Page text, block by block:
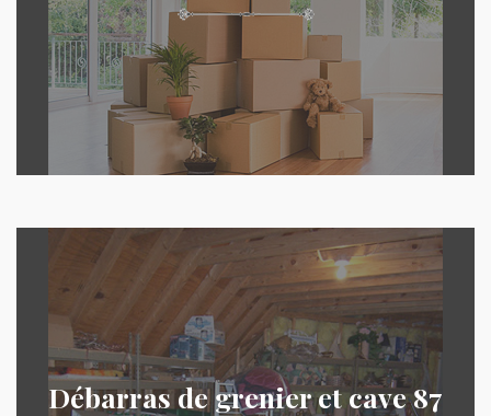
Débarras de grenier et cave 87